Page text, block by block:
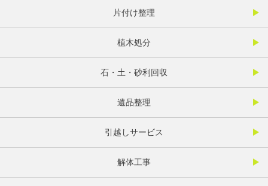
片付け整理
植木処分
石・土・砂利回収
遺品整理
引越しサービス
解体工事